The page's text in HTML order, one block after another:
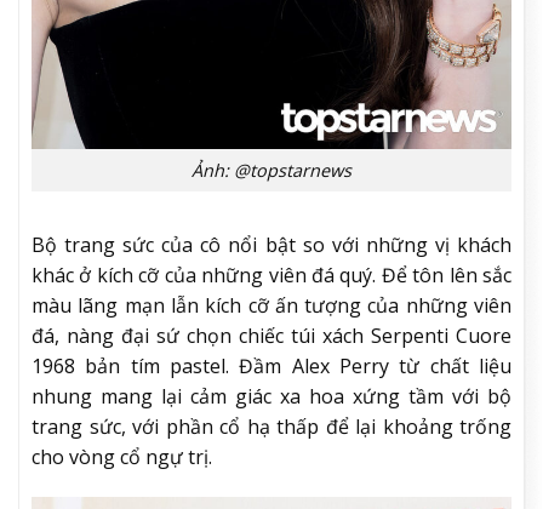
Ảnh: @topstarnews
Bộ trang sức của cô nổi bật so với những vị khách
khác ở kích cỡ của những viên đá quý. Để tôn lên sắc
màu lãng mạn lẫn kích cỡ ấn tượng của những viên
đá, nàng đại sứ chọn chiếc túi xách Serpenti Cuore
1968 bản tím pastel. Đầm Alex Perry từ chất liệu
nhung mang lại cảm giác xa hoa xứng tầm với bộ
trang sức, với phần cổ hạ thấp để lại khoảng trống
cho vòng cổ ngự trị.